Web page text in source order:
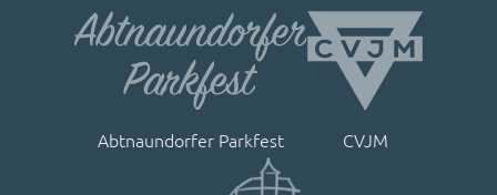
Abtnaundorfer Parkfest CVJM